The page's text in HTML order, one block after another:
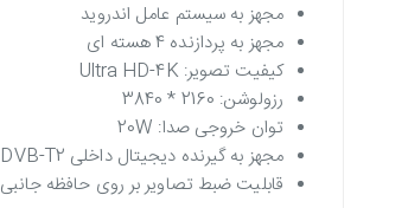
مجهز به سیستم عامل اندروید
مجهز به پردازنده 4 هسته ای
کیفیت تصویر: Ultra HD-4K
رزولوشن: 2160 * 3840
توان خروجی صدا: 20W
مجهز به گیرنده دیجیتال داخلی DVB-T2
قابلیت ضبط تصاویر بر روی حافظه جانبی PVR